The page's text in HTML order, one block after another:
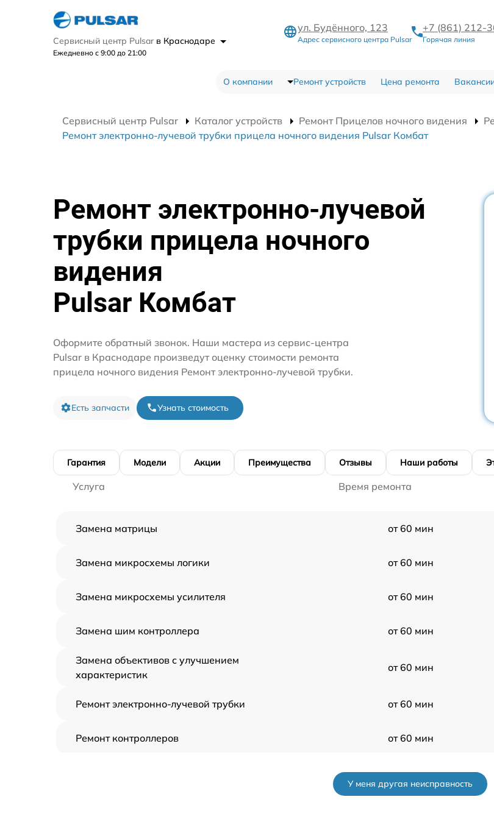
Сервисный центр Pulsar в Краснодаре
Ежедневно с 9:00 до 21:00
ул. Будённого, 123
Адрес сервисного центра Pulsar
+7 (861) 212-
Горячая линия
О компании Ремонт устройств Цена ремонта
Сервисный центр Pulsar Каталог устройств Ремонт Прицелов ночного видения
Ремонт электронно-лучевой трубки прицела ночного видения Pulsar Комбат
Ремонт электронно-лучевой
трубки прицела ночного
видения
Pulsar Комбат
Оформите обратный звонок. Наши мастера из сервис-центра
Pulsar в Краснодаре произведут оценку стоимости ремонта
прицела ночного видения Ремонт электронно-лучевой трубки.
Есть запчасти Узнать стоимость
Гарантия Модели Акции Преимущества Отзывы Наши работы
Услуга Время ремонта
Замена матрицы от 60 мин
Замена микросхемы логики от 60 мин
Замена микросхемы усилителя от 60 мин
Замена шим контроллера от 60 мин
Замена объективов с улучшением
характеристик
от 60 мин
Ремонт электронно-лучевой трубки от 60 мин
Ремонт контроллеров от 60 мин
от 60 мин
У меня другая неисправность